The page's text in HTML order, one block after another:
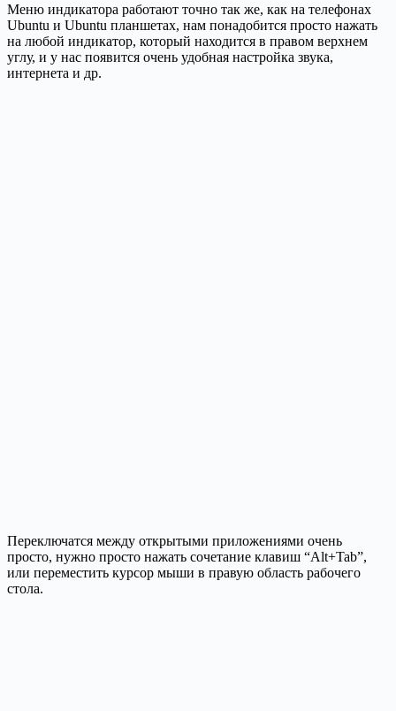
Меню индикатора работают точно так же, как на телефонах
Ubuntu и Ubuntu планшетах, нам понадобится просто нажать
на любой индикатор, который находится в правом верхнем
углу, и у нас появится очень удобная настройка звука,
интернета и др.
Переключатся между открытыми приложениями очень
просто, нужно просто нажать сочетание клавиш “Alt+Tab”,
или переместить курсор мыши в правую область рабочего
стола.